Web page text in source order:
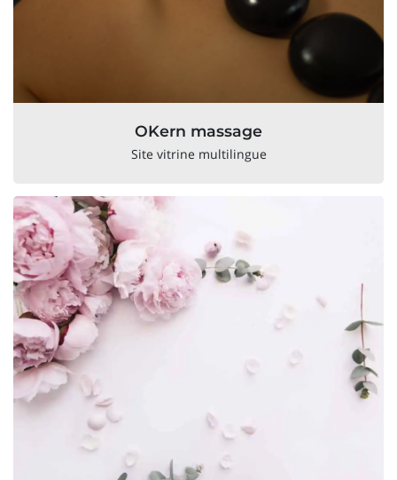
OKern massage
Site vitrine multilingue